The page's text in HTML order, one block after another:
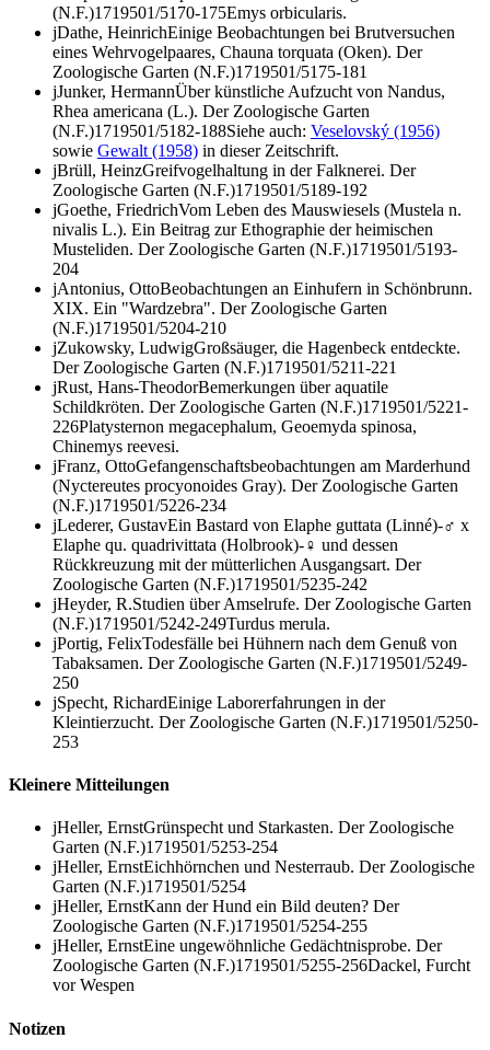
(N.F.)1719501/5170-175Emys orbicularis.
jDathe, HeinrichEinige Beobachtungen bei Brutversuchen
eines Wehrvogelpaares, Chauna torquata (Oken). Der
Zoologische Garten (N.F.)1719501/5175-181
jJunker, HermannÜber künstliche Aufzucht von Nandus,
Rhea americana (L.). Der Zoologische Garten
(N.F.)1719501/5182-188Siehe auch: Veselovský (1956)
sowie Gewalt (1958) in dieser Zeitschrift.
jBrüll, HeinzGreifvogelhaltung in der Falknerei. Der
Zoologische Garten (N.F.)1719501/5189-192
jGoethe, FriedrichVom Leben des Mauswiesels (Mustela n.
nivalis L.). Ein Beitrag zur Ethographie der heimischen
Musteliden. Der Zoologische Garten (N.F.)1719501/5193-
204
jAntonius, OttoBeobachtungen an Einhufern in Schönbrunn.
XIX. Ein "Wardzebra". Der Zoologische Garten
(N.F.)1719501/5204-210
jZukowsky, LudwigGroßsäuger, die Hagenbeck entdeckte.
Der Zoologische Garten (N.F.)1719501/5211-221
jRust, Hans-TheodorBemerkungen über aquatile
Schildkröten. Der Zoologische Garten (N.F.)1719501/5221-
226Platysternon megacephalum, Geoemyda spinosa,
Chinemys reevesi.
jFranz, OttoGefangenschaftsbeobachtungen am Marderhund
(Nyctereutes procyonoides Gray). Der Zoologische Garten
(N.F.)1719501/5226-234
jLederer, GustavEin Bastard von Elaphe guttata (Linné)-♂ x
Elaphe qu. quadrivittata (Holbrook)-♀ und dessen
Rückkreuzung mit der mütterlichen Ausgangsart. Der
Zoologische Garten (N.F.)1719501/5235-242
jHeyder, R.Studien über Amselrufe. Der Zoologische Garten
(N.F.)1719501/5242-249Turdus merula.
jPortig, FelixTodesfälle bei Hühnern nach dem Genuß von
Tabaksamen. Der Zoologische Garten (N.F.)1719501/5249-
250
jSpecht, RichardEinige Laborerfahrungen in der
Kleintierzucht. Der Zoologische Garten (N.F.)1719501/5250-
253
Kleinere Mitteilungen
jHeller, ErnstGrünspecht und Starkasten. Der Zoologische
Garten (N.F.)1719501/5253-254
jHeller, ErnstEichhörnchen und Nesterraub. Der Zoologische
Garten (N.F.)1719501/5254
jHeller, ErnstKann der Hund ein Bild deuten? Der
Zoologische Garten (N.F.)1719501/5254-255
jHeller, ErnstEine ungewöhnliche Gedächtnisprobe. Der
Zoologische Garten (N.F.)1719501/5255-256Dackel, Furcht
vor Wespen
Notizen